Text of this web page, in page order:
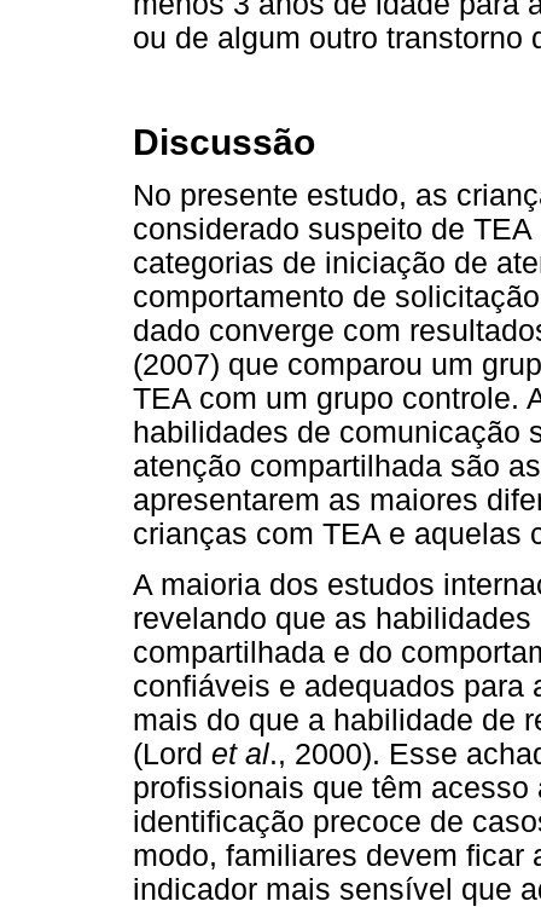
ou de algum outro transtorno
Discussão
No presente estudo, as
considerado suspeito de
categorias de iniciação de
comportamento de
dado converge com
(2007) que comparou um
TEA com um grupo controle.
habilidades de comunicação
atenção compartilhada são
apresentarem as maiores
crianças com TEA e aquelas
A maioria dos estudos
revelando que as
compartilhada e do
confiáveis e adequados para
mais do que a habilidade de
(Lord et al., 2000). Esse
profissionais que têm
identificação precoce de
modo, familiares devem ficar
indicador mais sensível que